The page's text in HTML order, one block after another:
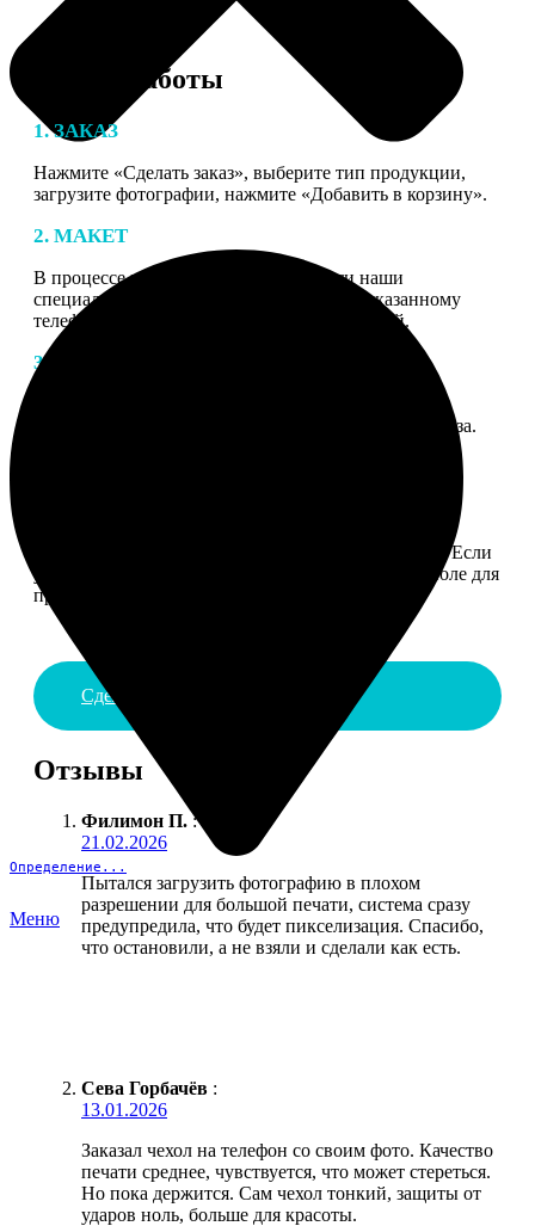
Определение...
Меню
Этапы работы
1. ЗАКАЗ
Нажмите «Сделать заказ», выберите тип продукции,
загрузите фотографии, нажмите «Добавить в корзину».
2. МАКЕТ
В процессе подготовки заказа к печати наши
специалисты могут связаться с Вами по указанному
телефону или email для согласования деталей.
3. ИЗГОТОВЛЕНИЕ
получите подтверждение на email с описанием заказа.
Введите адрес и выберите способ доставки заказа. Если
у вас есть промокод, введите его в специальное поле для
промокода.
Сделать заказ
Отзывы
Филимон П. :
21.02.2026
Пытался загрузить фотографию в плохом
разрешении для большой печати, система сразу
предупредила, что будет пикселизация. Спасибо,
что остановили, а не взяли и сделали как есть.
Сева Горбачёв :
13.01.2026
Заказал чехол на телефон со своим фото. Качество
печати среднее, чувствуется, что может стереться.
Но пока держится. Сам чехол тонкий, защиты от
ударов ноль, больше для красоты.